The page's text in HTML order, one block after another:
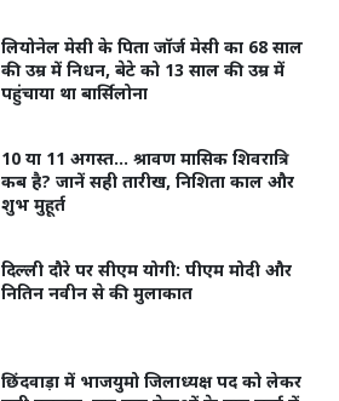
लियोनेल मेसी के पिता जॉर्ज मेसी का 68 साल
की उम्र में निधन, बेटे को 13 साल की उम्र में
पहुंचाया था बार्सिलोना
10 या 11 अगस्त... श्रावण मासिक शिवरात्रि
कब है? जानें सही तारीख, निशिता काल और
शुभ मुहूर्त
दिल्ली दौरे पर सीएम योगी: पीएम मोदी और
नितिन नवीन से की मुलाकात
छिंदवाड़ा में भाजयुमो जिलाध्यक्ष पद को लेकर